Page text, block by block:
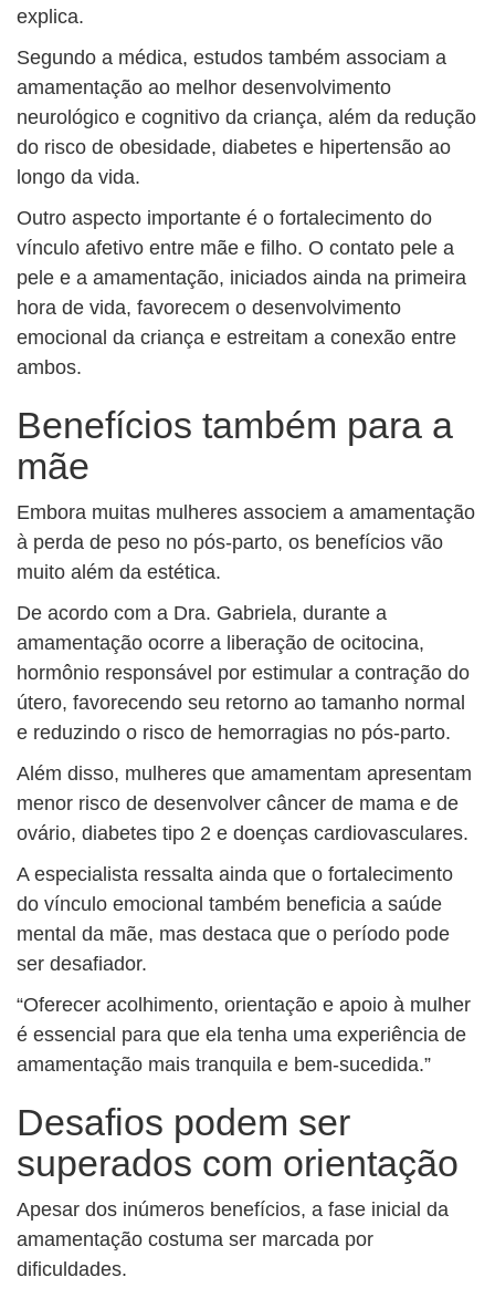
explica.
Segundo a médica, estudos também associam a
amamentação ao melhor desenvolvimento
neurológico e cognitivo da criança, além da redução
do risco de obesidade, diabetes e hipertensão ao
longo da vida.
Outro aspecto importante é o fortalecimento do
vínculo afetivo entre mãe e filho. O contato pele a
pele e a amamentação, iniciados ainda na primeira
hora de vida, favorecem o desenvolvimento
emocional da criança e estreitam a conexão entre
ambos.
Benefícios também para a
mãe
Embora muitas mulheres associem a amamentação
à perda de peso no pós-parto, os benefícios vão
muito além da estética.
De acordo com a Dra. Gabriela, durante a
amamentação ocorre a liberação de ocitocina,
hormônio responsável por estimular a contração do
útero, favorecendo seu retorno ao tamanho normal
e reduzindo o risco de hemorragias no pós-parto.
Além disso, mulheres que amamentam apresentam
menor risco de desenvolver câncer de mama e de
ovário, diabetes tipo 2 e doenças cardiovasculares.
A especialista ressalta ainda que o fortalecimento
do vínculo emocional também beneficia a saúde
mental da mãe, mas destaca que o período pode
ser desafiador.
“Oferecer acolhimento, orientação e apoio à mulher
é essencial para que ela tenha uma experiência de
amamentação mais tranquila e bem-sucedida.”
Desafios podem ser
superados com orientação
Apesar dos inúmeros benefícios, a fase inicial da
amamentação costuma ser marcada por
dificuldades.